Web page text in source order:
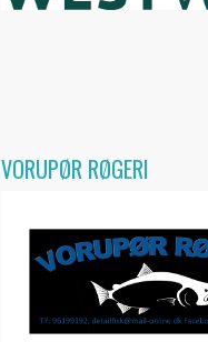
VORUPØR RØGERI